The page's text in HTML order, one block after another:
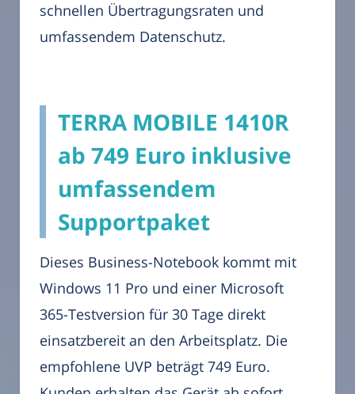
schnellen Übertragungsraten und
umfassendem Datenschutz.
TERRA MOBILE 1410R
ab 749 Euro inklusive
umfassendem
Supportpaket
Dieses Business-Notebook kommt mit
Windows 11 Pro und einer Microsoft
365-Testversion für 30 Tage direkt
einsatzbereit an den Arbeitsplatz. Die
empfohlene UVP beträgt 749 Euro.